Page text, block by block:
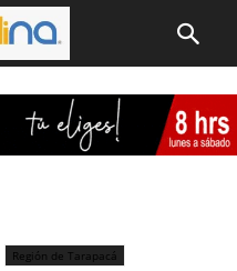
Región de Tarapacá